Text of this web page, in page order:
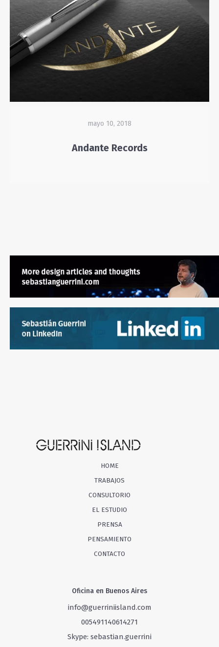
mayo 10, 2018
Andante Records
HOME
TRABAJOS
CONSULTORIO
EL ESTUDIO
PRENSA
PENSAMIENTO
CONTACTO
Oficina en Buenos Aires
info@guerriniisland.com
005491140614271
Skype: sebastian.guerrini